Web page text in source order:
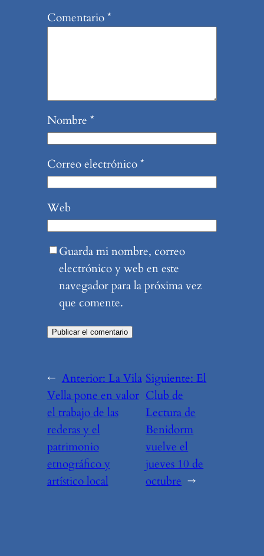
Comentario*
Nombre *
Correo electrónico*
Web
Guarda mi nombre, correo
electrónico y web en este
navegador para la próxima vez
que comente.
← Anterior: La Vila
Vella pone en valor
el trabajo de las
rederas y el
patrimonio
etnográfico y
artístico local
Siguiente:El
Club de
Lectura de
Benidorm
vuelve el
jueves 10 de
octubre →